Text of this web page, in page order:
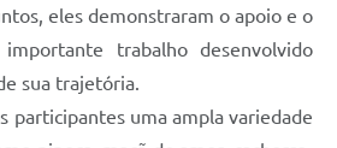
eles demonstraram o apoio e o
trabalho desenvolvido
sua trajetória.
participantes uma ampla variedade